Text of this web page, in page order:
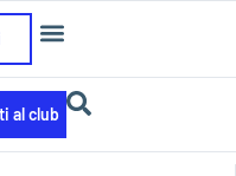
al club